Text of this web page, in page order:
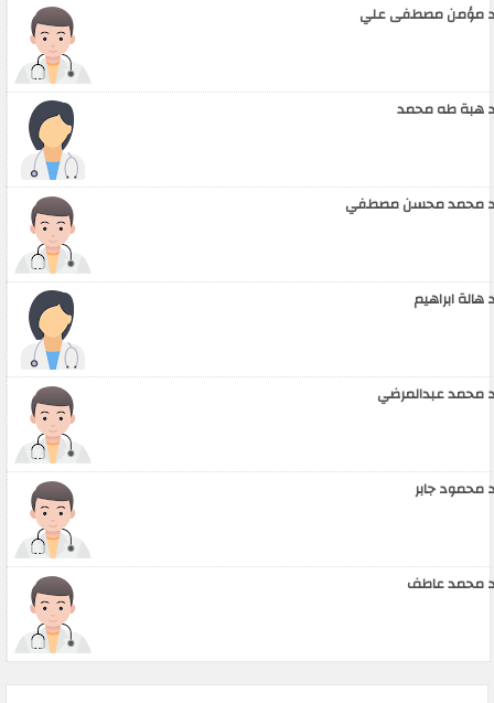
مؤمن مصطفى علي
هبة طه محمد
محمد محسن مصطفي
هالة ابراهيم
محمد عبدالمرضي
محمود جابر
محمد عاطف